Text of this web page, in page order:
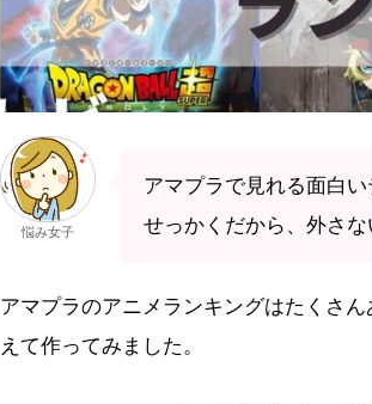
悩み女子
アマプラで見れる面白
せっかくだから、外さな
アマプラのアニメランキングはたくさ
えて作ってみました。